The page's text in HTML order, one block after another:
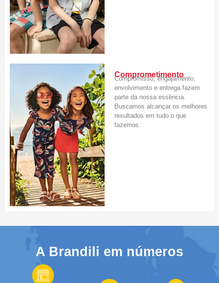
Comprometimento
Compromisso, engajamento,
envolvimento e entrega fazem
parte da nossa essência.
Buscamos alcançar os melhores
resultados em tudo o que
fazemos.
A Brandili em números